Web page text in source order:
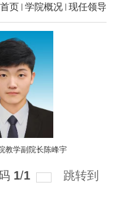
首页 学院概况 现任领导
教学副院长陈峰宇
1/1 跳转到